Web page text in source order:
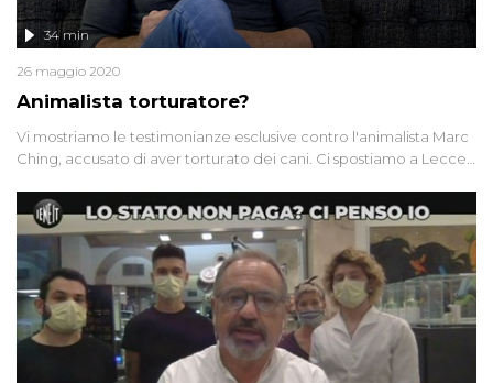
Animalista torturatore?
34 min
26 maggio 2020
Vi mostriamo le testimonianze esclusive contro l'animalista Marc
Ching, accusato di aver torturato dei cani. Ci spostiamo a Lecce,
della figlia e i controlli da parte di una vigilessa. E per finire: che
cos'è la "sindrome della capanna"?